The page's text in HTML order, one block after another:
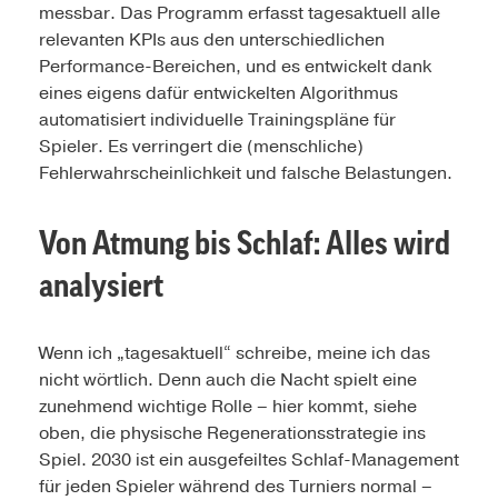
messbar. Das Programm erfasst tagesaktuell alle
relevanten KPIs aus den unterschiedlichen
Performance-Bereichen, und es entwickelt dank
eines eigens dafür entwickelten Algorithmus
automatisiert individuelle Trainingspläne für
Spieler. Es verringert die (menschliche)
Fehlerwahrscheinlichkeit und falsche Belastungen.
Von Atmung bis Schlaf: Alles wird
analysiert
Wenn ich „tagesaktuell“ schreibe, meine ich das
nicht wörtlich. Denn auch die Nacht spielt eine
zunehmend wichtige Rolle – hier kommt, siehe
oben, die physische Regenerationsstrategie ins
Spiel. 2030 ist ein ausgefeiltes Schlaf-Management
für jeden Spieler während des Turniers normal –